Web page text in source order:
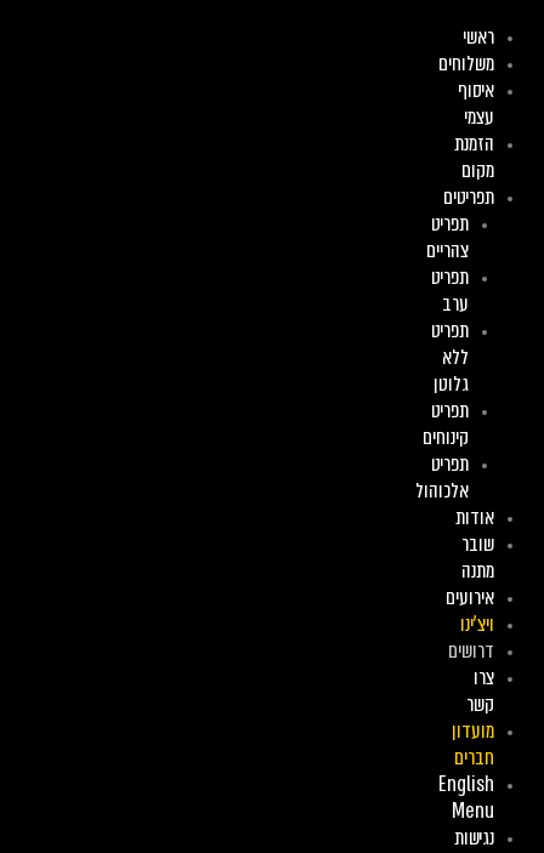
ראשי
משלוחים
איסוף
עצמי
הזמנת
מקום
תפריטים
תפריט
צהריים
תפריט
ערב
תפריט
ללא
גלוטן
תפריט
קינוחים
תפריט
אלכוהול
אודות
שובר
מתנה
אירועים
ויצ’ינו
דרושים
צרו
קשר
מועדון
חברים
English
Menu
נגישות